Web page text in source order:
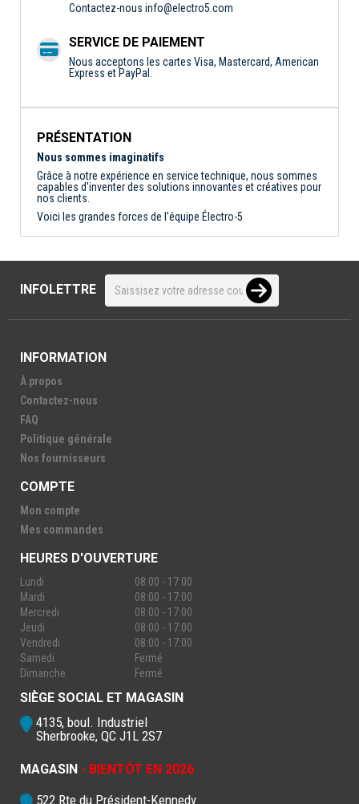
Contactez-nous info@electro5.com
SERVICE DE PAIEMENT
Nous acceptons les cartes Visa, Mastercard, American
Express et PayPal.
PRÉSENTATION
Nous sommes imaginatifs
Grâce à notre expérience en service technique, nous sommes
capables d'inventer des solutions innovantes et créatives pour
nos clients.
Voici les grandes forces de l'équipe Électro-5
INFOLETTRE
INFORMATION
À propos
Contactez-nous
FAQ
Politique générale
Nos fournisseurs
COMPTE
Mon compte
Mes commandes
HEURES D'OUVERTURE
Lundi
08:00 - 17:00
Mardi
08:00 - 17:00
Mercredi
08:00 - 17:00
Jeudi
08:00 - 17:00
Vendredi
08:00 - 17:00
Samedi
Fermé
Dimanche
Fermé
SIÈGE SOCIAL ET MAGASIN
4135, boul. Industriel
Sherbrooke, QC J1L 2S7
MAGASIN - BIENTÔT EN 2026
522 Rte du Président-Kennedy